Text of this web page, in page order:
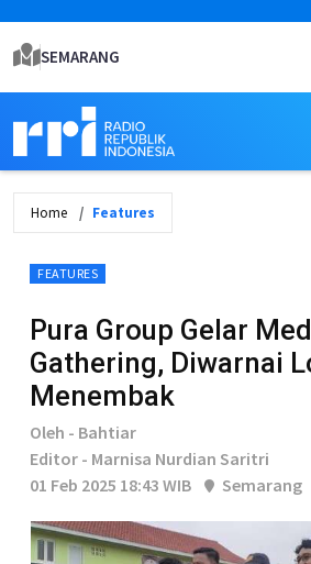
SEMARANG
Home Features
FEATURES
Pura Group Gelar
Gathering, Diwarnai
Menembak
Oleh - Bahtiar
Editor - Marnisa Nurdian Saritri
01 Feb 2025 18:43 WIB
Semarang